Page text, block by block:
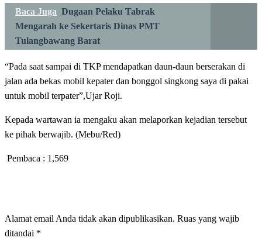
Baca Juga Dugaan Pelaku Tabrak
Mengarah ke Sekertaris Dinas PMT
Tulangbawang Barat
“Pada saat sampai di TKP mendapatkan daun-daun berserakan di
jalan ada bekas mobil kepater dan bonggol singkong saya di pakai
untuk mobil terpater”,Ujar Roji.
Kepada wartawan ia mengaku akan melaporkan kejadian tersebut
ke pihak berwajib. (Mebu/Red)
Pembaca : 1,569
Alamat email Anda tidak akan dipublikasikan. Ruas yang wajib
ditandai *